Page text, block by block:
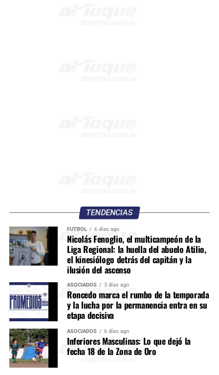
TENDENCIAS
FÚTBOL 6 días ago
Nicolás Fenoglio, el multicampeón de la
Liga Regional: la huella del abuelo Atilio,
el kinesiólogo detrás del capitán y la
ilusión del ascenso
ASOCIADOS 3 días ago
Roncedo marca el rumbo de la temporada
y la lucha por la permanencia entra en su
etapa decisiva
ASOCIADOS 6 días ago
Inferiores Masculinas: Lo que dejó la
fecha 18 de la Zona de Oro